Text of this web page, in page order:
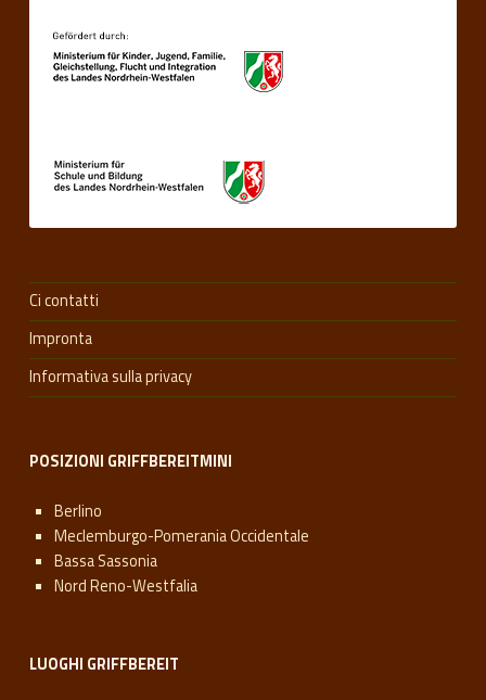
Ci contatti
Impronta
Informativa sulla privacy
POSIZIONI GRIFFBEREITMINI
Berlino
Meclemburgo-Pomerania Occidentale
Bassa Sassonia
Nord Reno-Westfalia
LUOGHI GRIFFBEREIT